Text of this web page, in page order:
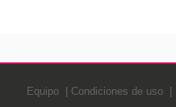
Equipo Condiciones de uso